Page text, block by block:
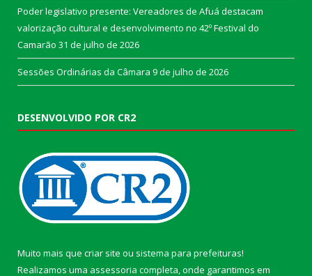
Poder legislativo presente: Vereadores de Afuá destacam
valorização cultural e desenvolvimento no 42º Festival do
Camarão 31 de julho de 2026
Sessões Ordinárias da Câmara 9 de julho de 2026
DESENVOLVIDO POR CR2
Muito mais que criar site ou sistema para prefeituras!
Realizamos uma assessoria completa, onde garantimos em